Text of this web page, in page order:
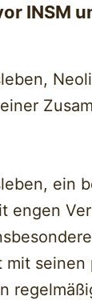
INSM
ein
engen
mit seinen